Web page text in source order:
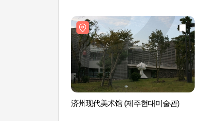
济州现代美术馆 (제주현대미술관)